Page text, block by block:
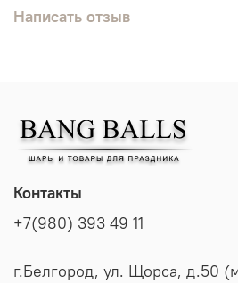
Написать отзыв
Контакты
+7(980) 393 49 11
г.Белгород, ул. Щорса, д.50